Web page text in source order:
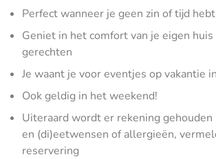
Perfect wanneer je geen zin of tijd
Geniet in het comfort van je eigen
gerechten
Je waant je voor eventjes op vakantie
Ook geldig in het weekend!
Uiteraard wordt er rekening
en (di)eetwensen of allergieën,
reservering